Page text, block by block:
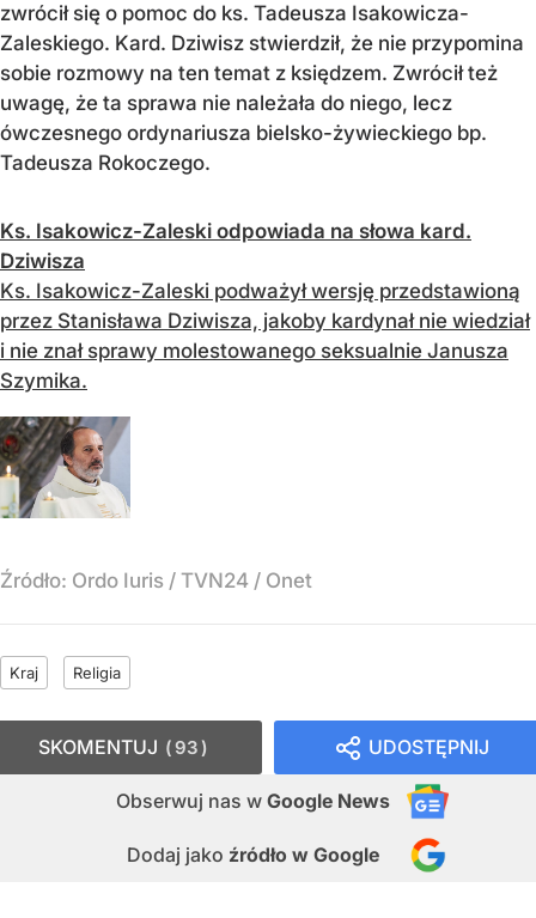
zwrócił się o pomoc do ks. Tadeusza Isakowicza-
Zaleskiego. Kard. Dziwisz stwierdził, że nie przypomina
sobie rozmowy na ten temat z księdzem. Zwrócił też
uwagę, że ta sprawa nie należała do niego, lecz
ówczesnego ordynariusza bielsko-żywieckiego bp.
Tadeusza Rokoczego.
Ks. Isakowicz-Zaleski odpowiada na słowa kard.
Dziwisza
Ks. Isakowicz-Zaleski podważył wersję przedstawioną
przez Stanisława Dziwisza, jakoby kardynał nie wiedział
i nie znał sprawy molestowanego seksualnie Janusza
Szymika.
Źródło: Ordo Iuris / TVN24 / Onet
Kraj Religia
UDOSTĘPNIJ
Obserwuj nas w Google News
Dodaj jako źródło w Google
SKOMENTUJ 93